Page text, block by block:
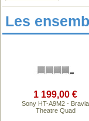
Les
1 199,00 €
Sony HT-A9M2 - Bravia
Theatre Quad